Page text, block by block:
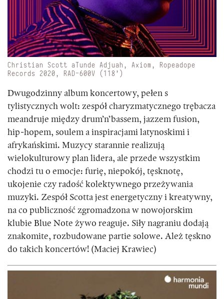
Christian Scott aTunde Adjuah, Axiom, Ropeadope
Records 2020, RAD-600V (118’)
Dwugodzinny album koncertowy, pełen s
tylistycznych wolt: zespół charyzmatycznego trębacza
meandruje między drum’n’bassem, jazzem fusion,
hip-hopem, soulem a inspiracjami latynoskimi i
afrykańskimi. Muzycy starannie realizują
wielokulturowy plan lidera, ale przede wszystkim
chodzi tu o emocje: furię, niepokój, tęsknotę,
ukojenie czy radość kolektywnego przeżywania
muzyki. Zespół Scotta jest energetyczny i kreatywny,
na co publiczność zgromadzona w nowojorskim
klubie Blue Note żywo reaguje. Siły nagraniu dodają
znakomite, rozbudowane partie solowe. Ależ tęskno
do takich koncertów! (Maciej Krawiec)